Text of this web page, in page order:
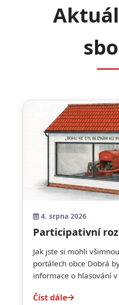
4. srpna 2026
Participativní
Jak jste si mohli
portálech obce Dobrá
informace o hlasování
Číst dále